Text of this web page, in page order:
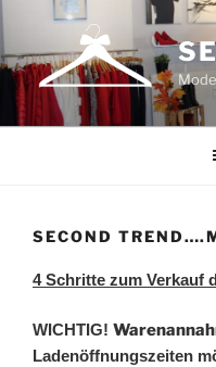
Zum
springen
SECOND
4 Schritte zum Verkauf
WICHTIG!
Ladenöffnungszeiten